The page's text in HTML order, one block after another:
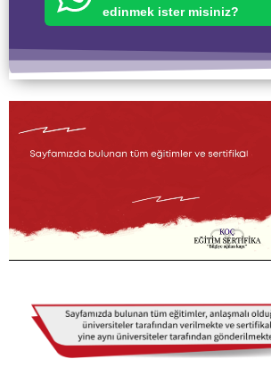
edinmek ister misiniz?